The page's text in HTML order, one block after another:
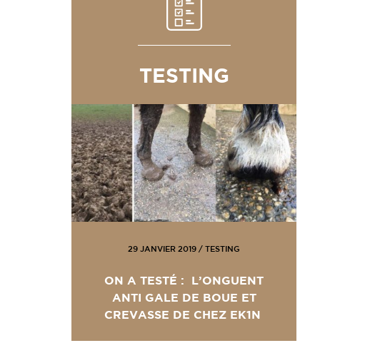
TESTING
29 JANVIER 2019 / TESTING
ON A TESTÉ : L’ONGUENT
ANTI GALE DE BOUE ET
CREVASSE DE CHEZ EK1N